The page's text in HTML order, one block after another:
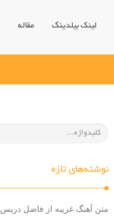
لینک بیلدینگ مقاله
نوشته‌های تازه
متن آهنگ غریبه از فاضل دریس